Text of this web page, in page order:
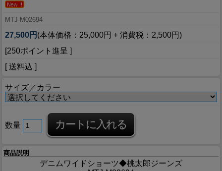
MTJ-M02694
27,500円 (本体価格：25,000円 + 消費税：2,500円)
[250ポイント進呈 ]
[ 送料込 ]
サイズ／カラー
数量
商品説明
デニムワイドショーツ◆桃太郎ジーンズ